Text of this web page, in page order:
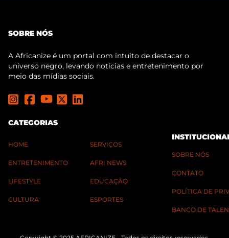
SOBRE NÓS
A Africanize é um portal com intuito de destacar o
universo negro, levando notícias e entretenimento por
meio das mídias sociais.
CATEGORIAS
HOME
ENTRETENIMENTO
LIFESTYLE
CULTURA
SERVIÇOS
AFRI NEWS
EDUCAÇÃO
ESPORTES
SOBRE NÓS
CONTATO
POLÍTICA DE
BANCO DE